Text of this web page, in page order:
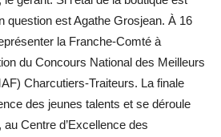
question est Agathe Grosjean. À 16
la Franche-Comté à
du Concours National des Meilleurs
Charcutiers-Traiteurs. La finale
des jeunes talents et se déroule
Centre d’Excellence des